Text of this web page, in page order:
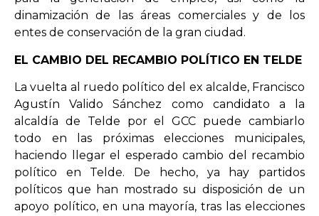
dinamización de las áreas comerciales y de los
entes de conservación de la gran ciudad.
EL CAMBIO DEL RECAMBIO POLÍTICO EN TELDE
La vuelta al ruedo político del ex alcalde, Francisco
Agustín Valido Sánchez como candidato a la
alcaldía de Telde por el GCC puede cambiarlo
todo en las próximas elecciones municipales,
haciendo llegar el esperado cambio del recambio
político en Telde. De hecho, ya hay partidos
políticos que han mostrado su disposición de un
apoyo político, en una mayoría, tras las elecciones